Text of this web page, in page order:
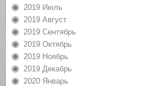
2019 Июль
2019 Август
2019 Сентябрь
2019 Октябрь
2019 Ноябрь
2019 Декабрь
2020 Январь